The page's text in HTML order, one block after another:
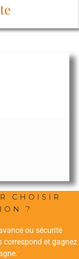
CHOISIR
?
ou sécurité
correspond et gagnez